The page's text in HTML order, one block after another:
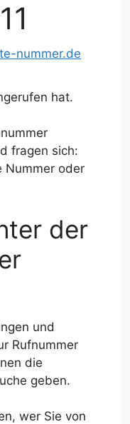
nummer.de
hat.
fragen sich:
Nummer oder
der
und
Rufnummer
die
geben.
wer Sie von